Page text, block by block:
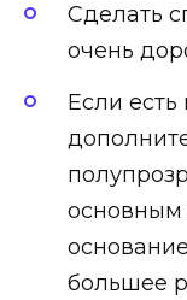
Сделать
очень
Если есть
основным
большее